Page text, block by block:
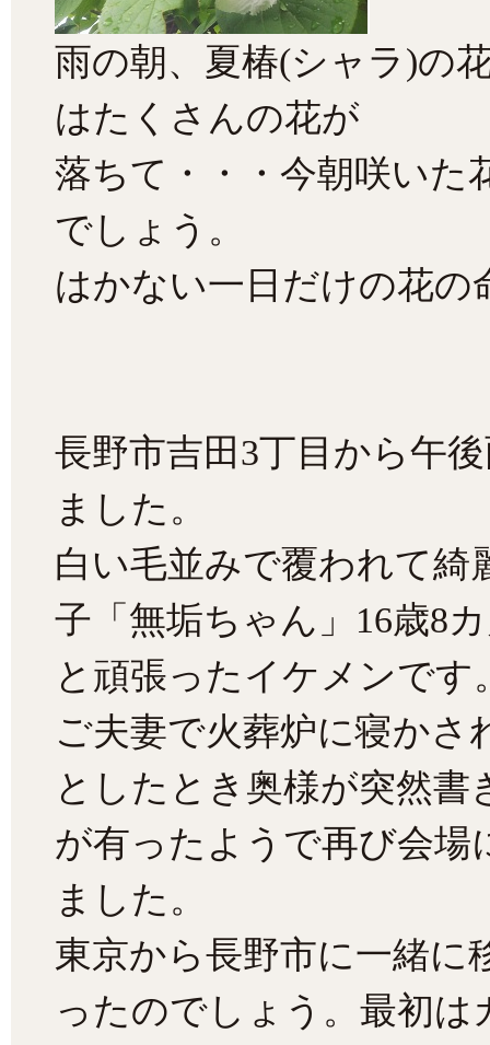
雨の朝、夏椿(シャラ)の
はたくさんの花が
落ちて・・・今朝咲いた
でしょう。
はかない一日だけの花の
長野市吉田3丁目から午
ました。
白い毛並みで覆われて
子「無垢ちゃん」16歳8
と頑張ったイケメンです
ご夫妻で火葬炉に寝か
としたとき奥様が突然書
が有ったようで再び会
ました。
東京から長野市に一緒に
ったのでしょう。最初は